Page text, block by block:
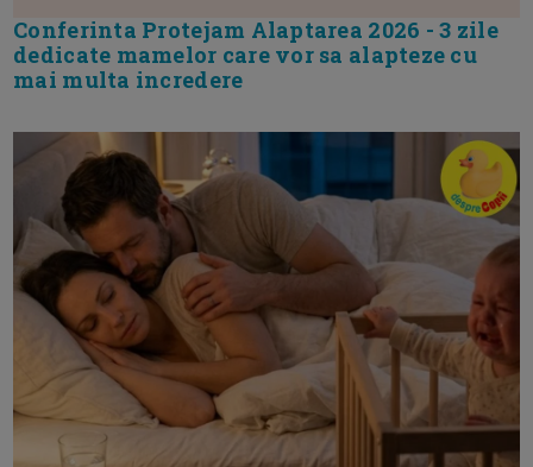
Conferinta Protejam Alaptarea 2026 - 3 zile
dedicate mamelor care vor sa alapteze cu
mai multa incredere